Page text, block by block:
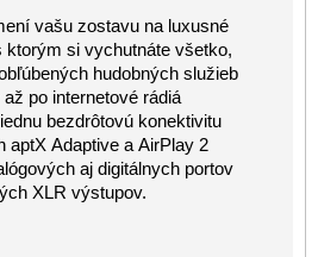
vašu zostavu na luxusné
ktorým si vychutnáte všetko,
hudobných služieb
po internetové rádiá
bezdrôtovú konektivitu
aptX Adaptive a AirPlay 2
aj digitálnych portov
XLR výstupov.